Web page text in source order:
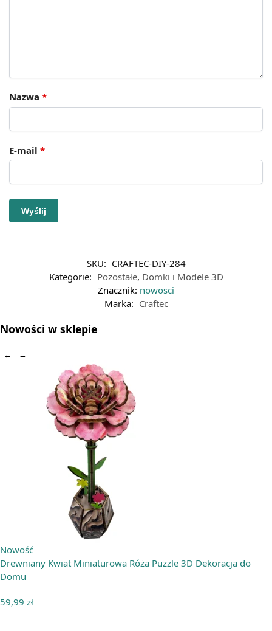
Nazwa *
E-mail *
SKU: CRAFTEC-DIY-284
Kategorie: Pozostałe, Domki i Modele 3D
Znacznik: nowosci
Marka: Craftec
Nowości w sklepie
← →
Nowość
Drewniany Kwiat Miniaturowa Róża Puzzle 3D Dekoracja do
Domu
59,99 zł